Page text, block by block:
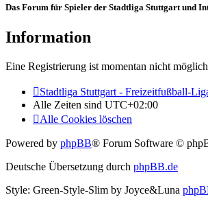
Das Forum für Spieler der Stadtliga Stuttgart und
Information
Eine Registrierung ist momentan nicht
Stadtliga Stuttgart - Freizeitfußball-
Alle Zeiten sind UTC+02:00
Alle Cookies löschen
Powered by phpBB® Forum Software ©
Deutsche Übersetzung durch phpBB.de
Style: Green-Style-Slim by Joyce&Luna